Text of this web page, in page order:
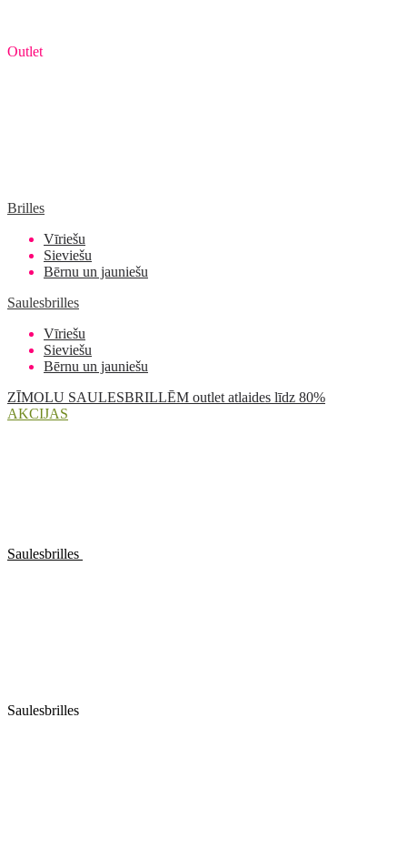
Outlet
Brilles
Vīriešu
Sieviešu
Bērnu un jauniešu
Saulesbrilles
Vīriešu
Sieviešu
Bērnu un jauniešu
ZĪMOLU SAULESBRILLĒM outlet atlaides līdz 80%
AKCIJAS
Saulesbrilles
Saulesbrilles